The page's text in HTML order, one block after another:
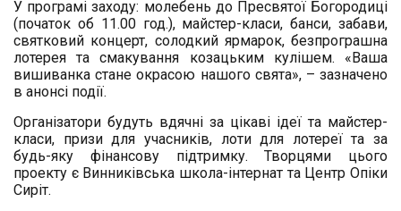
У програмі заходу: молебень до Пресвятої Богородиці
(початок об 11.00 год.), майстер-класи, банси, забави,
святковий концерт, солодкий ярмарок, безпрограшна
лотерея та смакування козацьким кулішем. «Ваша
вишиванка стане окрасою нашого свята», – зазначено
в анонсі події.
Організатори будуть вдячні за цікаві ідеї та майстер-
класи, призи для учасників, лоти для лотереї та за
будь-яку фінансову підтримку. Творцями цього
проекту є Винниківська школа-інтернат та Центр Опіки
Сиріт.